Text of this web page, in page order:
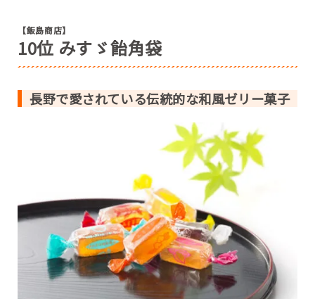
【飯島商店】
10位 みすゞ飴角袋
長野で愛されている伝統的な和風ゼリー菓子